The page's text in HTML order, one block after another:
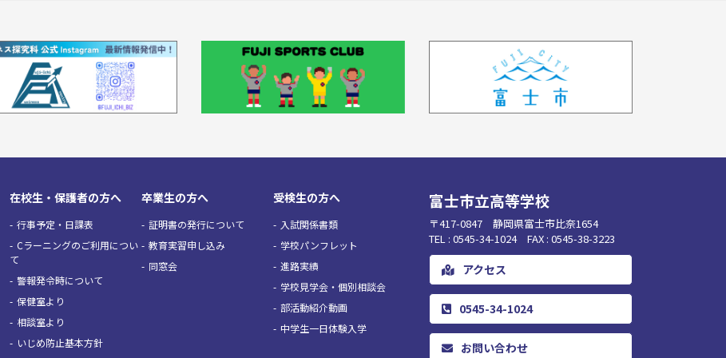
在校生・保護者の方へ
行事予定・日課表
Cラーニングのご利用につい
て
警報発令時について
保健室より
相談室より
いじめ防止基本方針
卒業生の方へ
証明書の発行について
教育実習申し込み
同窓会
受検生の方へ
入試関係書類
学校パンフレット
進路実績
学校見学会・個別相談会
部活動紹介動画
中学生一日体験入学
富士市立高等学校
〒417-0847 静岡県富士市比奈1654
TEL : 0545-34-1024 FAX : 0545-38-3223
アクセス
0545-34-1024
お問い合わせ